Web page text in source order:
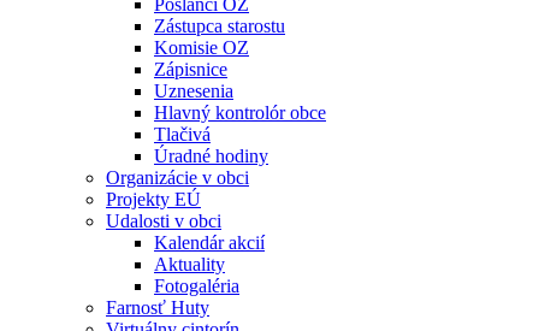
Poslanci OZ
Zástupca starostu
Komisie OZ
Zápisnice
Uznesenia
Hlavný kontrolór obce
Tlačivá
Úradné hodiny
Organizácie v obci
Projekty EÚ
Udalosti v obci
Kalendár akcií
Aktuality
Fotogaléria
Farnosť Huty